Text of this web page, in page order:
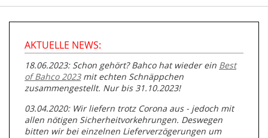
AKTUELLE NEWS:
18.06.2023: Schon gehört? Bahco hat wieder ein Best
of Bahco 2023mit echten Schnäppchen
zusammengestellt. Nur bis 31.10.2023!
03.04.2020: Wir liefern trotz Corona aus - jedoch mit
allen nötigen Sicherheitvorkehrungen. Deswegen
bitten wir bei einzelnen Lieferverzögerungen um